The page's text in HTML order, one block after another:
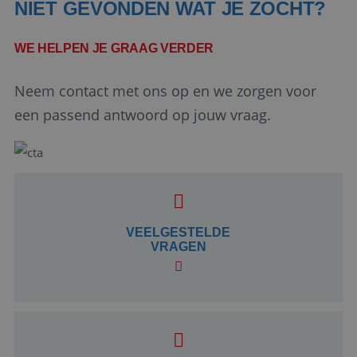
NIET GEVONDEN WAT JE ZOCHT?
WE HELPEN JE GRAAG VERDER
Neem contact met ons op en we zorgen voor
een passend antwoord op jouw vraag.
VEELGESTELDE
VRAGEN